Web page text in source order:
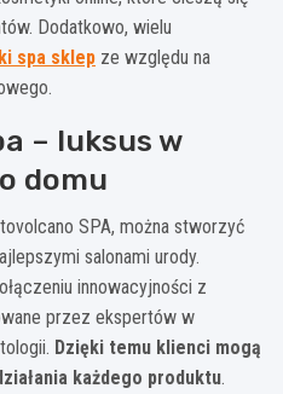
Dodatkowo, wielu
spa sklep ze względu na
– luksus w
domu
SPA, można stworzyć
salonami urody.
innowacyjności z
przez ekspertów w
Dzięki temu klienci mogą
każdego produktu.